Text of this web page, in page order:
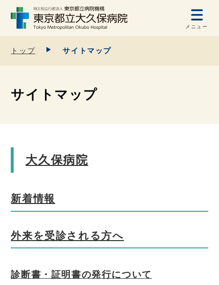
メニュー
トップ サイトマップ
サイトマップ
大久保病院
新着情報
外来を受診される方へ
診断書・証明書の発行について